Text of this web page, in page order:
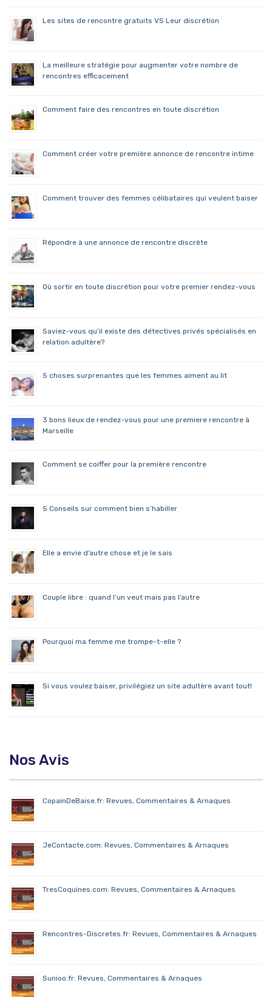
Les sites de rencontre gratuits VS Leur discrétion
La meilleure stratégie pour augmenter votre nombre de
rencontres efficacement
Comment faire des rencontres en toute discrétion
Comment créer votre première annonce de rencontre intime
Comment trouver des femmes célibataires qui veulent baiser
Répondre à une annonce de rencontre discrète
Où sortir en toute discrétion pour votre premier rendez-vous
Saviez-vous qu’il existe des détectives privés spécialisés en
relation adultère?
5 choses surprenantes que les femmes aiment au lit
3 bons lieux de rendez-vous pour une premiere rencontre à
Marseille
Comment se coiffer pour la première rencontre
5 Conseils sur comment bien s’habiller
Elle a envie d’autre chose et je le sais
Couple libre : quand l’un veut mais pas l’autre
Pourquoi ma femme me trompe-t-elle ?
Si vous voulez baiser, privilégiez un site adultère avant tout!
Nos Avis
CopainDeBaise.fr: Revues, Commentaires & Arnaques
JeContacte.com: Revues, Commentaires & Arnaques
TresCoquines.com: Revues, Commentaires & Arnaques
Rencontres-Discretes.fr: Revues, Commentaires & Arnaques
Sunioo.fr: Revues, Commentaires & Arnaques